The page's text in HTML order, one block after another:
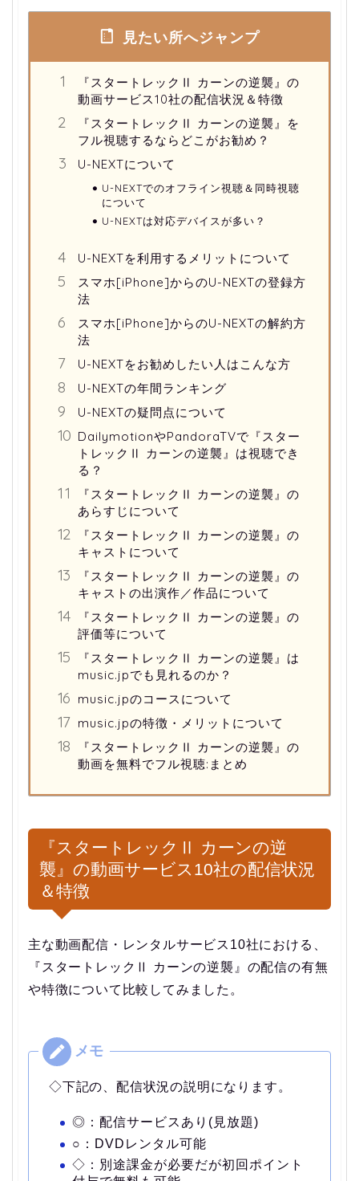
見たい所へジャンプ
『スタートレックⅡ カーンの逆襲』の
動画サービス10社の配信状況＆特徴
『スタートレックⅡ カーンの逆襲』を
フル視聴するならどこがお勧め？
U-NEXTについて
U-NEXTでのオフライン視聴＆同時視聴
について
U-NEXTは対応デバイスが多い？
U-NEXTを利用するメリットについて
スマホ[iPhone]からのU-NEXTの登録方
法
スマホ[iPhone]からのU-NEXTの解約方
法
U-NEXTをお勧めしたい人はこんな方
U-NEXTの年間ランキング
U-NEXTの疑問点について
DailymotionやPandoraTVで『スター
トレックⅡ カーンの逆襲』は視聴でき
る？
『スタートレックⅡ カーンの逆襲』の
あらすじについて
『スタートレックⅡ カーンの逆襲』の
キャストについて
『スタートレックⅡ カーンの逆襲』の
キャストの出演作／作品について
『スタートレックⅡ カーンの逆襲』の
評価等について
『スタートレックⅡ カーンの逆襲』は
music.jpでも見れるのか？
music.jpのコースについて
music.jpの特徴・メリットについて
『スタートレックⅡ カーンの逆襲』の
動画を無料でフル視聴:まとめ
『スタートレックⅡ カーンの逆
襲』の動画サービス10社の配信状況
＆特徴
主な動画配信・レンタルサービス10社における、
『スタートレックⅡ カーンの逆襲』の配信の有無
や特徴について比較してみました。
◇下記の、配信状況の説明になります。
◎：配信サービスあり(見放題)
○：DVDレンタル可能
◇：別途課金が必要だが初回ポイント